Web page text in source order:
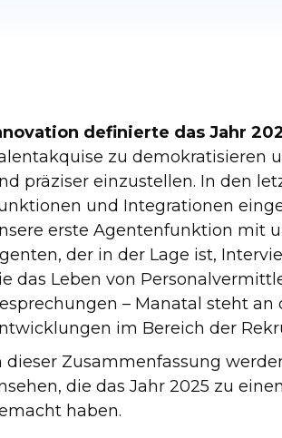
definierte das Jahr
zu demokratisieren
präziser einzustellen. In den
und Integrationen
erste Agentenfunktion mit
der in der Lage ist,
das Leben von
– Manatal steht
im Bereich der
dieser Zusammenfassung
die das Jahr 2025 zu
haben.